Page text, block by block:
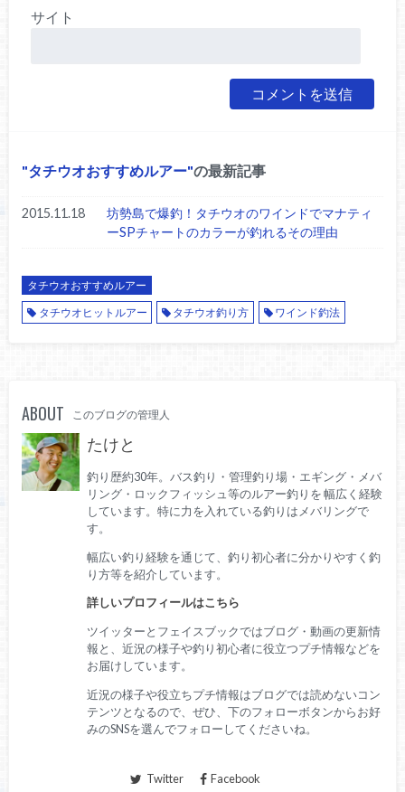
サイト
タチウオおすすめルアー の最新記事
2015.11.18
坊勢島で爆釣！タチウオのワインドでマナティ
ーSPチャートのカラーが釣れるその理由
タチウオおすすめルアー
タチウオヒットルアー
タチウオ釣り方 ワインド釣法
ABOUT このブログの管理人
たけと
釣り歴約30年。バス釣り・管理釣り場・エギング・メバ
リング・ロックフィッシュ等のルアー釣りを 幅広く経験
しています。特に力を入れている釣りはメバリングで
す。
幅広い釣り経験を通じて、釣り初心者に分かりやすく釣
り方等を紹介しています。
詳しいプロフィールはこちら
ツイッターとフェイスブックではブログ・動画の更新情
報と、近況の様子や釣り初心者に役立つプチ情報などを
お届けしています。
近況の様子や役立ちプチ情報はブログでは読めないコン
テンツとなるので、ぜひ、下のフォローボタンからお好
みのSNSを選んでフォローしてくださいね。
Twitter Facebook